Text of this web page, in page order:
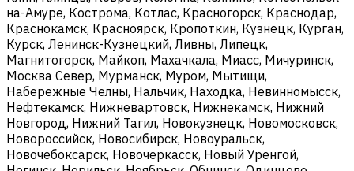
на-Амуре, Кострома, Котлас, Красногорск, Краснодар,
Краснокамск, Красноярск, Кропоткин, Кузнецк, Курган,
Курск, Ленинск-Кузнецкий, Ливны, Липецк,
Магнитогорск, Майкоп, Махачкала, Миасс, Мичуринск,
Москва Север, Мурманск, Муром, Мытищи,
Набережные Челны, Нальчик, Находка, Невинномысск,
Нефтекамск, Нижневартовск, Нижнекамск, Нижний
Новгород, Нижний Тагил, Новокузнецк, Новомосковск,
Новороссийск, Новосибирск, Новоуральск,
Новочебоксарск, Новочеркасск, Новый Уренгой,